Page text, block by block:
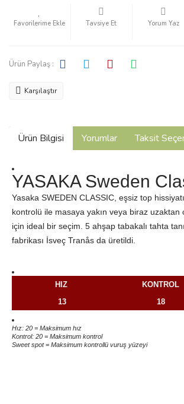
Tavsiye Et Yorum Yaz
Ürün Paylaş :
Karşılaştır
Ürün Bilgisi Yorumlar Taksit
YASAKA Sweden
Yasaka SWEDEN CLASSIC, eşsiz top
kontrolü ile masaya yakın veya biraz uzaktan
için ideal bir seçim. 5 ahşap tabakalı tahta t
fabrikası İsveç Tranås da üretildi.
HIZ KONTROL
13
18
Hız: 20 = Maksimum hız
Kontrol: 20 = Maksimum kontrol
Sweet spot = Maksimum kontrollü vuruş yüzeyi